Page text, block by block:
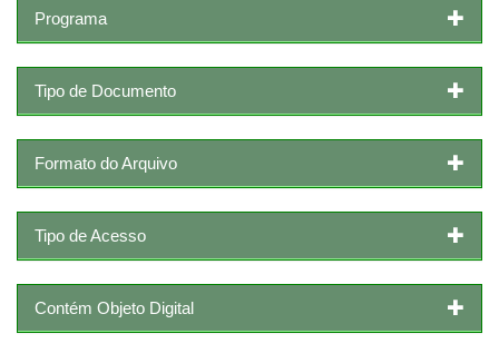
Programa
Tipo de Documento
Formato do Arquivo
Tipo de Acesso
Contém Objeto Digital